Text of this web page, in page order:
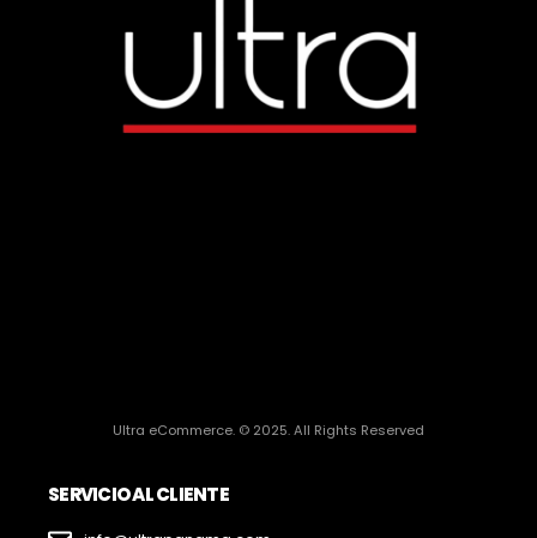
Ultra eCommerce. © 2025. All Rights Reserved
SERVICIO AL CLIENTE